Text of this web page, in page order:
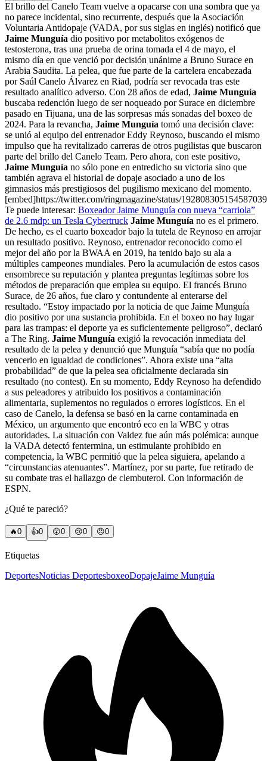
El brillo del Canelo Team vuelve a opacarse con una sombra que ya
no parece incidental, sino recurrente, después que la Asociación
Voluntaria Antidopaje (VADA, por sus siglas en inglés) notificó que
Jaime Munguía dio positivo por metabolitos exógenos de
testosterona, tras una prueba de orina tomada el 4 de mayo, el
mismo día en que venció por decisión unánime a Bruno Surace en
Arabia Saudita. La pelea, que fue parte de la cartelera encabezada
por Saúl Canelo Álvarez en Riad, podría ser revocada tras este
resultado analítico adverso. Con 28 años de edad, Jaime Munguía
buscaba redención luego de ser noqueado por Surace en diciembre
pasado en Tijuana, una de las sorpresas más sonadas del boxeo de
2024. Para la revancha, Jaime Munguía tomó una decisión clave:
se unió al equipo del entrenador Eddy Reynoso, buscando el mismo
impulso que ha revitalizado carreras de otros pugilistas que buscaron
parte del brillo del Canelo Team. Pero ahora, con este positivo,
Jaime Munguía no sólo pone en entredicho su victoria sino que
también agrava el historial de dopaje asociado a uno de los
gimnasios más prestigiosos del pugilismo mexicano del momento.
[embed]https://twitter.com/ringmagazine/status/
Te puede interesar: Boxeador Jaime Munguía con nueva “carriola”
de 2.6 mdp: un Tesla Cybertruck Jaime Munguía no es el primero.
De hecho, es el cuarto boxeador bajo la tutela de Reynoso en arrojar
un resultado positivo. Reynoso, entrenador reconocido como el
mejor del año por la BWAA en 2019, ha tenido bajo su ala a
múltiples campeones mundiales. Pero la acumulación de estos casos
ensombrece su reputación y plantea preguntas legítimas sobre los
métodos de preparación que emplea su equipo. El francés Bruno
Surace, de 26 años, fue claro y contundente al enterarse del
resultado. “Estoy impactado por la noticia de que Jaime Munguía
dio positivo por una sustancia prohibida. En el boxeo no hay lugar
para las trampas: el deporte ya es suficientemente peligroso”, declaró
a The Ring. Jaime Munguía exigió la revocación inmediata del
resultado de la pelea y denunció que Munguía “sabía que no podía
vencerlo en igualdad de condiciones”. Ahora existe una “alta
probabilidad” de que la pelea sea oficialmente declarada sin
resultado (no contest). En su momento, Eddy Reynoso ha defendido
a sus peleadores y atribuido los positivos a contaminación
alimentaria, suplementos no regulados o errores logísticos. En el
caso de Canelo, la defensa se basó en la carne contaminada en
México, un argumento que encontró eco en la WBC y otras
autoridades. La situación con Valdez fue aún más polémica: aunque
la VADA detectó fentermina, un estimulante prohibido en
competencia, la WBC permitió que la pelea siguiera, apelando a
“circunstancias atenuantes”. Martínez, por su parte, fue retirado de
su combate tras el hallazgo de clembuterol. Con información de
ESPN.
¿Qué te pareció?
🔥0 👍0 😲0 😢0 😠0
Etiquetas
DeportesNoticias DeportesboxeoDopajeJaime Munguía